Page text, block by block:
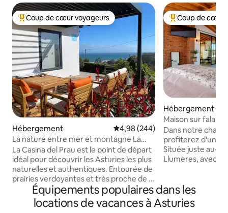
Coups de cœur voyageurs les plus appréciés
Coup de cœur voyageurs
Hébergement Évaluation moyenne sur la
4,98 (244)
La nature entre mer et montagne La
Casina del Prau
La Casina del Prau est le point de départ
idéal pour découvrir les Asturies les plus
naturelles et authentiques. Entourée de
prairies verdoyantes et très proche de la
mer, elle est idéale pour les amateurs de
randonnée, de surf et de gastronomie
locale, avec un accès rapide aux plages
Coups de cœur
Coup de cœur
Hébergement
Maison sur falaise
Dans notre
profiterez d'une
Située juste au-
Llumeres, avec
Principauté des
d'un salon
entièrement
Équipements populaires dans les
locations de vacances à Asturies